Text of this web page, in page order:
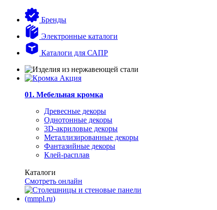
Бренды
Электронные каталоги
Каталоги для САПР
01. Мебельная кромка
Древесные декоры
Однотонные декоры
3D-акриловые декоры
Металлизированные декоры
Фантазийные декоры
Клей-расплав
Каталоги
Смотреть онлайн